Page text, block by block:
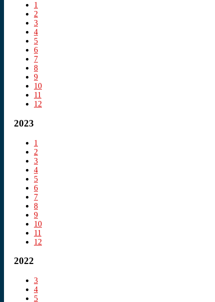
1
2
3
4
5
6
7
8
9
10
11
12
2023
1
2
3
4
5
6
7
8
9
10
11
12
2022
3
4
5